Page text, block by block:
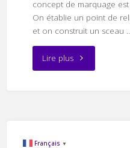
concept de marquage
On établie un point de
et on construit un sceau
Lire plus"Marques
Français ▼